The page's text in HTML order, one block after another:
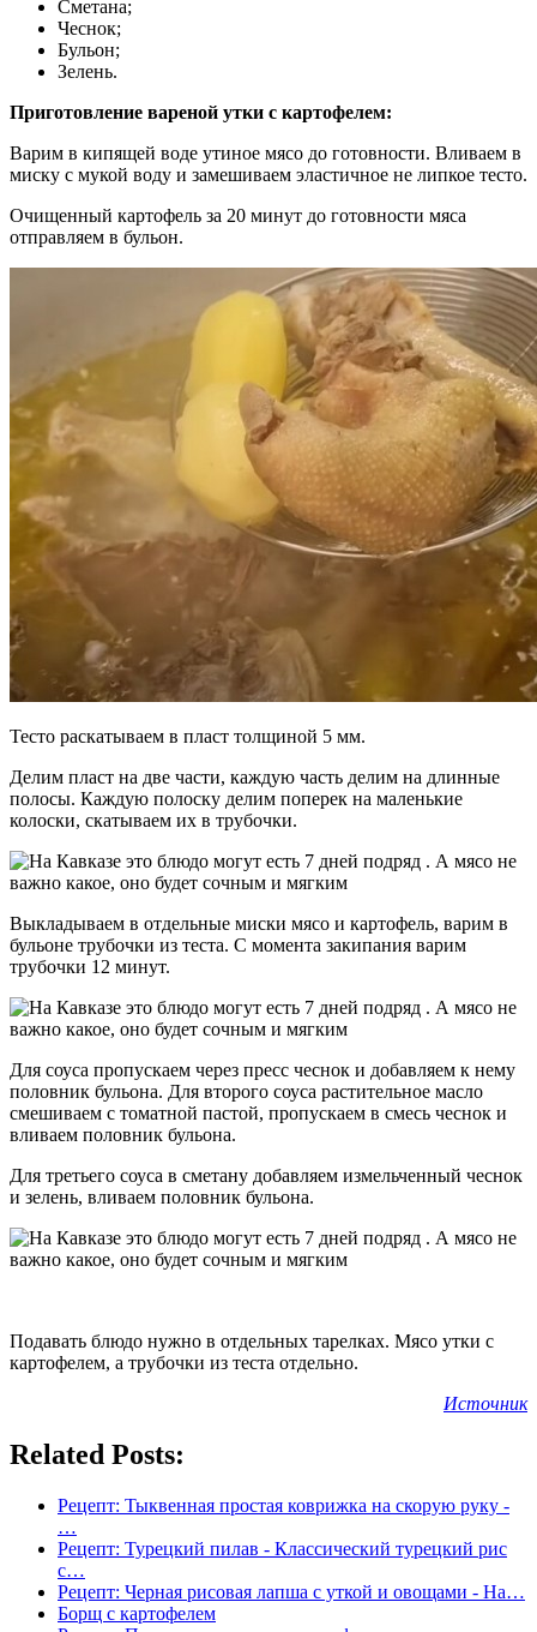
Сметана;
Чеснок;
Бульон;
Зелень.
Приготовление вареной утки с картофелем:
Варим в кипящей воде утиное мясо до готовности. Вливаем в
миску с мукой воду и замешиваем эластичное не липкое тесто.
Очищенный картофель за 20 минут до готовности мяса
отправляем в бульон.
Тесто раскатываем в пласт толщиной 5 мм.
Делим пласт на две части, каждую часть делим на длинные
полосы. Каждую полоску делим поперек на маленькие
колоски, скатываем их в трубочки.
Выкладываем в отдельные миски мясо и картофель, варим в
бульоне трубочки из теста. С момента закипания варим
трубочки 12 минут.
Для соуса пропускаем через пресс чеснок и добавляем к нему
половник бульона. Для второго соуса растительное масло
смешиваем с томатной пастой, пропускаем в смесь чеснок и
вливаем половник бульона.
Для третьего соуса в сметану добавляем измельченный чеснок
и зелень, вливаем половник бульона.
Подавать блюдо нужно в отдельных тарелках. Мясо утки с
картофелем, а трубочки из теста отдельно.
Источник
Related Posts:
Рецепт: Тыквенная простая коврижка на скорую руку -
…
Рецепт: Турецкий пилав - Классический турецкий рис
с…
Рецепт: Черная рисовая лапша с уткой и овощами - На…
Борщ с картофелем